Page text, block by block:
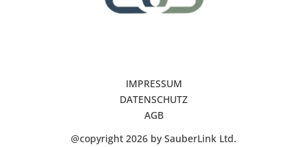
IMPRESSUM
DATENSCHUTZ
AGB
@copyright 2026 by SauberLink Ltd.